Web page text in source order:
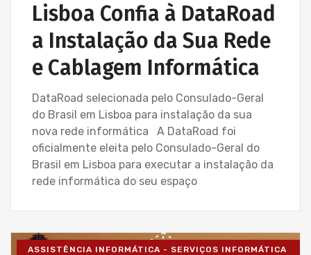
Lisboa Confia à DataRoad
a Instalação da Sua Rede
e Cablagem Informática
DataRoad selecionada pelo Consulado-Geral
do Brasil em Lisboa para instalação da sua
nova rede informática A DataRoad foi
oficialmente eleita pelo Consulado-Geral do
Brasil em Lisboa para executar a instalação da
rede informática do seu espaço
ASSISTÊNCIA INFORMÁTICA - SERVIÇOS INFORMÁTICA